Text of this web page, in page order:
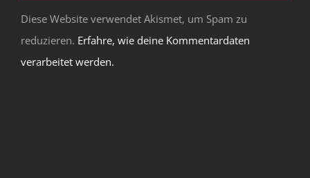
Diese Website verwendet Akismet, um Spam zu
reduzieren. Erfahre, wie deine Kommentardaten
verarbeitet werden.